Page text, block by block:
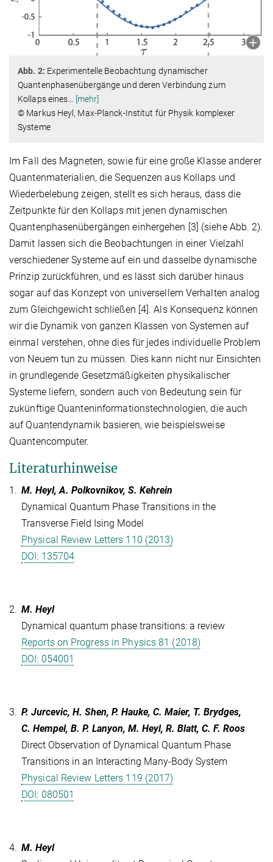
Abb. 2: Experimentelle Beobachtung dynamischer
Quantenphasenübergänge und deren Verbindung zum
Kollaps eines… [mehr]
© Markus Heyl, Max-Planck-Institut für Physik komplexer
Systeme
Im Fall des Magneten, sowie für eine große Klasse anderer
Quantenmaterialien, die Sequenzen aus Kollaps und
Wiederbelebung zeigen, stellt es sich heraus, dass die
Zeitpunkte für den Kollaps mit jenen dynamischen
Quantenphasenübergängen einhergehen [3] (siehe Abb. 2).
Damit lassen sich die Beobachtungen in einer Vielzahl
verschiedener Systeme auf ein und dasselbe dynamische
Prinzip zurückführen, und es lässt sich darüber hinaus
sogar auf das Konzept von universellem Verhalten analog
zum Gleichgewicht schließen [4]. Als Konsequenz können
wir die Dynamik von ganzen Klassen von Systemen auf
einmal verstehen, ohne dies für jedes individuelle Problem
von Neuem tun zu müssen. Dies kann nicht nur Einsichten
in grundlegende Gesetzmäßigkeiten physikalischer
Systeme liefern, sondern auch von Bedeutung sein für
zukünftige Quanteninformationstechnologien, die auch
auf Quantendynamik basieren, wie beispielsweise
Quantencomputer.
Literaturhinweise
1. M. Heyl, A. Polkovnikov, S. Kehrein
Dynamical Quantum Phase Transitions in the
Transverse Field Ising Model
Physical Review Letters 110 (2013)
DOI: 135704
2. M. Heyl
Dynamical quantum phase transitions: a review
Reports on Progress in Physics 81 (2018)
DOI: 054001
3. P. Jurcevic, H. Shen, P. Hauke, C. Maier, T. Brydges,
C. Hempel, B. P. Lanyon, M. Heyl, R. Blatt, C. F. Roos
Direct Observation of Dynamical Quantum Phase
Transitions in an Interacting Many-Body System
Physical Review Letters 119 (2017)
DOI: 080501
4. M. Heyl